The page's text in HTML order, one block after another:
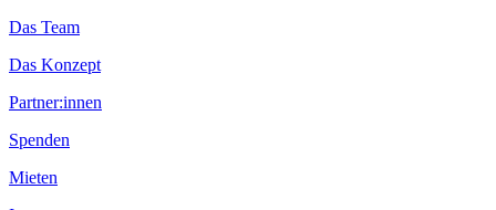
Das Team
Das Konzept
Partner:innen
Spenden
Mieten